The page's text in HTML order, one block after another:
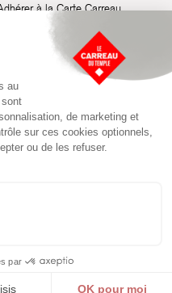
à la Carte Carreau
d’accessibilité
industrielle de la fin du
réhabilité en 2014 par la Ville
une programmation éclectique